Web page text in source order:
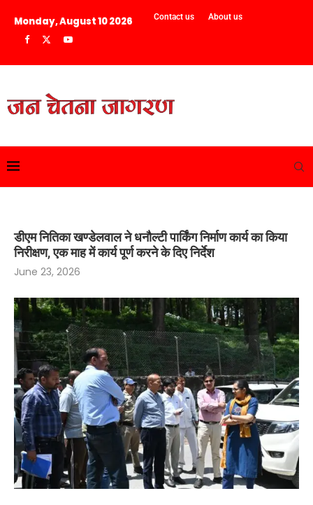
Monday, August 10 2026 Contact us About us
डीएम नितिका खण्डेलवाल ने धनौल्टी पार्किंग निर्माण कार्य का किया
निरीक्षण, एक माह में कार्य पूर्ण करने के दिए निर्देश
June 23, 2026